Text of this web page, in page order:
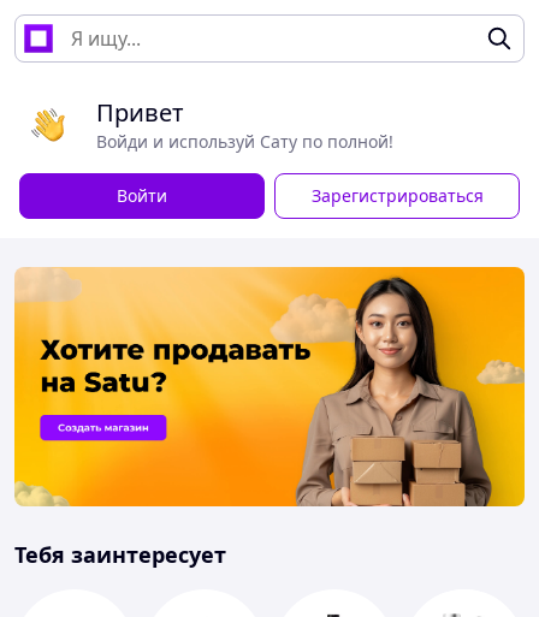
Привет
Войди и используй Сату по полной!
Войти Зарегистрироваться
Тебя заинтересует